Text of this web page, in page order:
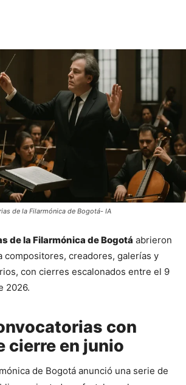
de la Filarmónica de Bogotá- IA
de la Filarmónica de Bogotá abrieron
compositores, creadores, galerías y
con cierres escalonados entre el 9
2026.
con
cierre en junio
de Bogotá anunció una serie de